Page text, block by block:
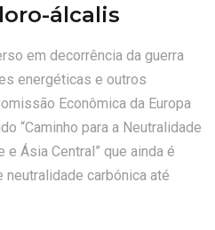
álcalis
em decorrência da guerra
energéticas e outros
Econômica da Europa
“Caminho para a Neutralidade
e Ásia Central” que ainda é
carbónica até